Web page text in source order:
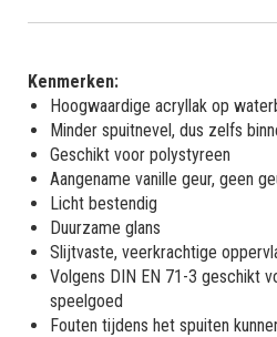
Kenmerken:
Hoogwaardige acryllak op
Minder spuitnevel, dus zelfs
Geschikt voor polystyreen
Aangename vanille geur, geen
Licht bestendig
Duurzame glans
Slijtvaste, veerkrachtige
Volgens DIN EN 71-3 geschikt
speelgoed
Fouten tijdens het spuiten